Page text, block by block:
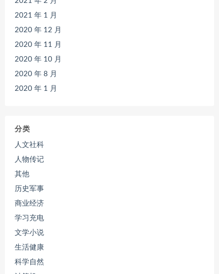
2021 年 1 月
2020 年 12 月
2020 年 11 月
2020 年 10 月
2020 年 8 月
2020 年 1 月
分类
人文社科
人物传记
其他
历史军事
商业经济
学习充电
文学小说
生活健康
科学自然